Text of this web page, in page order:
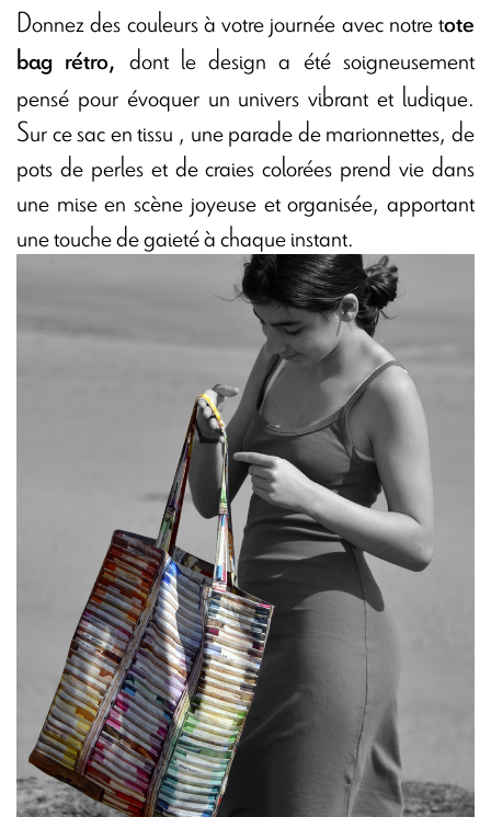
Donnez des couleurs à votre journée avec notre tote
bag rétro, dont le design a été soigneusement
pensé pour évoquer un univers vibrant et ludique.
Sur ce sac en tissu , une parade de marionnettes, de
pots de perles et de craies colorées prend vie dans
une mise en scène joyeuse et organisée, apportant
une touche de gaieté à chaque instant.